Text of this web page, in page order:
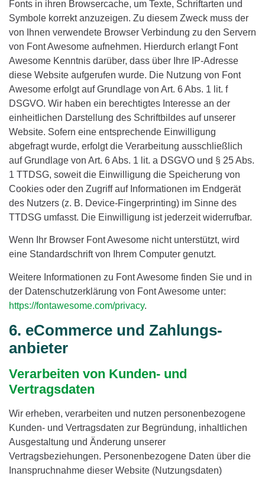
Fonts in ihren Browsercache, um Texte, Schriftarten und
Symbole korrekt anzuzeigen. Zu diesem Zweck muss der
von Ihnen verwendete Browser Verbindung zu den Servern
von Font Awesome aufnehmen. Hierdurch erlangt Font
Awesome Kenntnis darüber, dass über Ihre IP-Adresse
diese Website aufgerufen wurde. Die Nutzung von Font
Awesome erfolgt auf Grundlage von Art. 6 Abs. 1 lit. f
DSGVO. Wir haben ein berechtigtes Interesse an der
einheitlichen Darstellung des Schriftbildes auf unserer
Website. Sofern eine entsprechende Einwilligung
abgefragt wurde, erfolgt die Verarbeitung ausschließlich
auf Grundlage von Art. 6 Abs. 1 lit. a DSGVO und § 25 Abs.
1 TTDSG, soweit die Einwilligung die Speicherung von
Cookies oder den Zugriff auf Informationen im Endgerät
des Nutzers (z. B. Device-Fingerprinting) im Sinne des
TTDSG umfasst. Die Einwilligung ist jederzeit widerrufbar.
Wenn Ihr Browser Font Awesome nicht unterstützt, wird
eine Standardschrift von Ihrem Computer genutzt.
Weitere Informationen zu Font Awesome finden Sie und in
der Datenschutzerklärung von Font Awesome unter:
https://fontawesome.com/privacy.
6. eCommerce und Zahlungs­
anbieter
Verarbeiten von Kunden- und
Vertragsdaten
Wir erheben, verarbeiten und nutzen personenbezogene
Kunden- und Vertragsdaten zur Begründung, inhaltlichen
Ausgestaltung und Änderung unserer
Vertragsbeziehungen. Personenbezogene Daten über die
Inanspruchnahme dieser Website (Nutzungsdaten)